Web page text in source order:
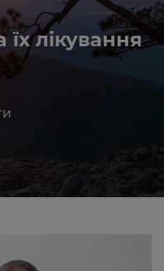
лікування